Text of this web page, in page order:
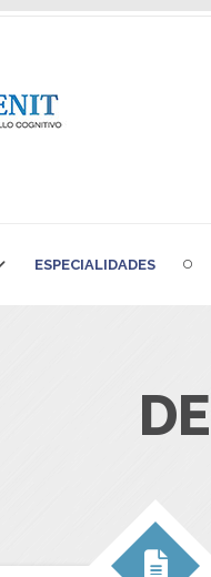
ESPECIALIDADES